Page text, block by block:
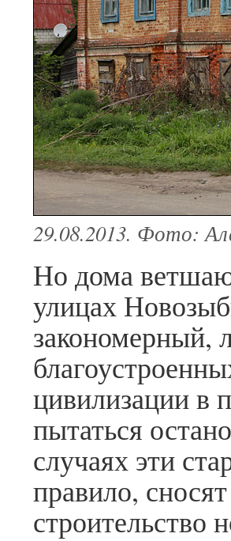
29.08.2013. Фото:
Но дома
улицах
закономерный,
цивилизации в
пытаться
случаях эти
правило,
строительство